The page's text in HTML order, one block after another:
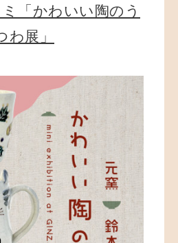
「かわいい陶のう
わ展」